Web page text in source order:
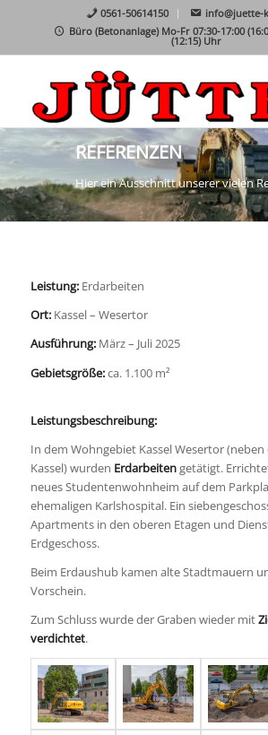
0561-50614150
info@juette-
Büro (Betonanlage) Mo-Fr 07:30-17:00
(12:15) Uhr
REFERENZEN
Hier ein Ausschnitt unserer vielen
Leistung:Erdarbeiten
Ort:Kassel – Wesertor
Ausführung:März – Juli 2025
Gebietsgröße:ca. 1.100 m²
Leistungsbeschreibung:
In dem Wohngebiet Kassel Wesertor
Kassel) wurden Erdarbeitengetätigt.
neues Studentenwohnheim auf dem
ehemaligen Karlshospital. Ein
Apartments in den oberen Etagen und
Erdgeschoss.
Beim Erdaushub kamen alte Stadtmauern
Vorschein.
Zum Schluss wurde der Graben wieder mit
verdichtet.